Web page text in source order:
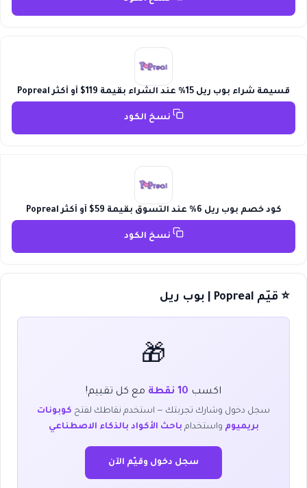
قسيمة شراء بوب ريل 15% عند الشراء بقيمة 119$ أو أكثر Popreal
نسخ الكود
كود خصم بوب ريل 6% عند التسوق بقيمة 59$ أو أكثر Popreal
نسخ الكود
⭐ قيّم Popreal | بوب ريل
🎁
اكسب 10 نقطة مع كل تقييم!
سجل دخول وشارك تجربتك — استخدم نقاطك لفتح كوبونات
بريميوم واستخدام باحث الأكواد بالذكاء الاصطناعي
سجل دخول وقيّم الآن